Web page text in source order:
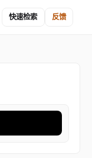
快速检索 反馈